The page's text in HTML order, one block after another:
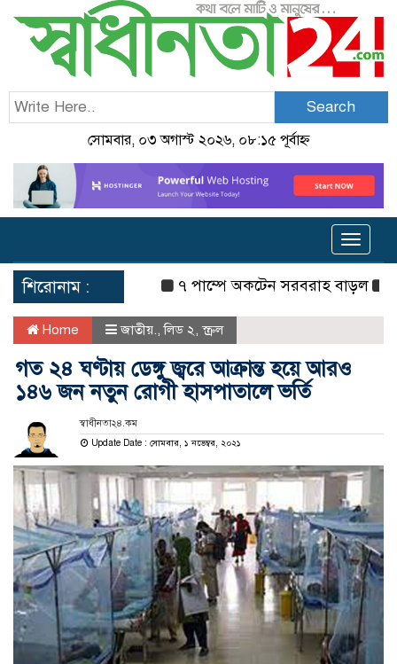
Search
সোমবার, ০৩ অগাস্ট ২০২৬, ০৮:১৫ পূর্বাহ্ন
Toggle
শিরোনাম : ৭ পাম্পে অকটেন সরবরাহ বাড়ল
Home জাতীয়.,লিড ২,স্ক্রল
গত ২৪ ঘণ্টায় ডেঙ্গু জ্বরে আক্রান্ত হয়ে আরও
১৪৬ জন নতুন রোগী হাসপাতালে ভর্তি
স্বাধীনতা২৪.কম
Update Date : সোমবার, ১ নভেম্বর, ২০২১